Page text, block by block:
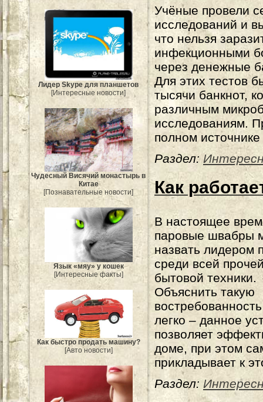
Лидер Skype для планшетов
[Интересные новости]
Чудесный Висячий монастырь в
Китае
[Познавательные новости]
Язык «мяу» у кошек
[Интересные факты]
Как быстро продать машину?
[Авто новости]
Учёные провели
исследований и
что нельзя
инфекционными
через денежные
Для этих тестов
тысячи банкнот,
различным
исследованиям.
полном
Раздел:
Как
В настоящее
паровые швабры
назвать лидером
среди всей
бытовой техники.
Объяснить такую
легко – данное
позволяет
доме, при этом
прикладывает к
Раздел: